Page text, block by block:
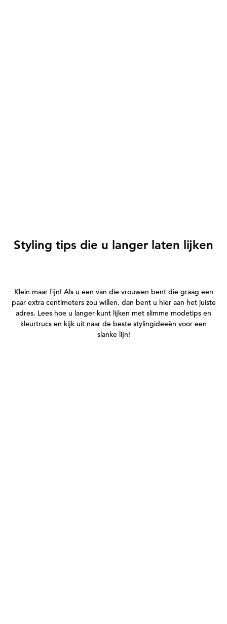
Styling tips die u langer laten lijken
Klein maar fijn! Als u een van die vrouwen bent die graag een
paar extra centimeters zou willen, dan bent u hier aan het juiste
adres. Lees hoe u langer kunt lijken met slimme modetips en
kleurtrucs en kijk uit naar de beste stylingideeën voor een
slanke lijn!